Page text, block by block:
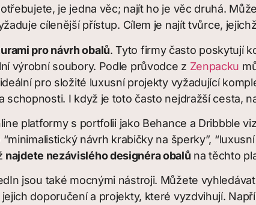
je jedna věc; najít ho je věc druhá.
cílenější přístup. Cílem je najít tvůrce,
pro návrh obalů. Tyto firmy často poskytují
výrobní soubory. Podle průvodce z Zenpacku
pro složité luxusní projekty vyžadující
schopnosti. I když je toto často nejdražší cesta,
platformy s portfolii jako Behance a Dribbble
návrh krabičky na šperky”,
najdete nezávislého designéra obalů na těchto
jsou také mocnými nástroji. Můžete
doporučení a projekty, které vyzdvihují.